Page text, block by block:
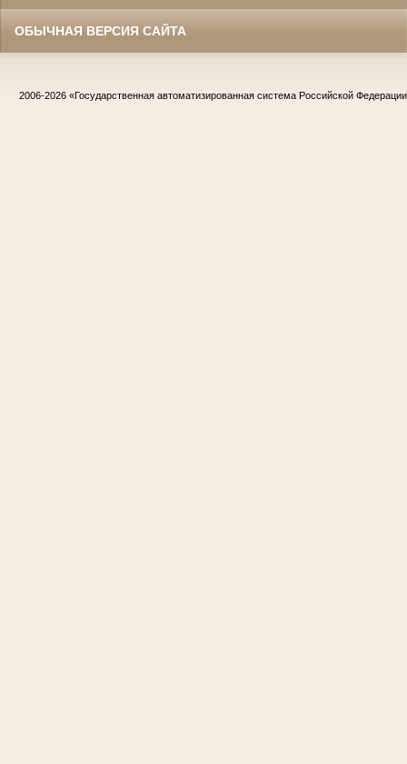
ОБЫЧНАЯ ВЕРСИЯ САЙТА
2006-2026 «Государственная автоматизированная система Российской